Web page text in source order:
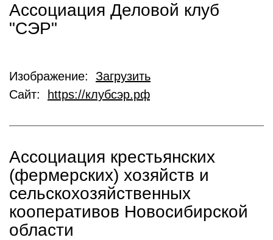
Ассоциация Деловой клуб
"СЭР"
Изображение: Загрузить
Сайт:
https://клубсэр.рф
Ассоциация крестьянских
(фермерских) хозяйств и
сельскохозяйственных
кооперативов Новосибирской
области